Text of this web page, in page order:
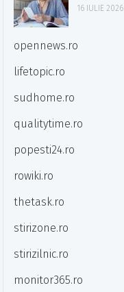
16 IULIE 2026
opennews.ro
lifetopic.ro
sudhome.ro
qualitytime.ro
popesti24.ro
rowiki.ro
thetask.ro
stirizone.ro
stirizilnic.ro
monitor365.ro